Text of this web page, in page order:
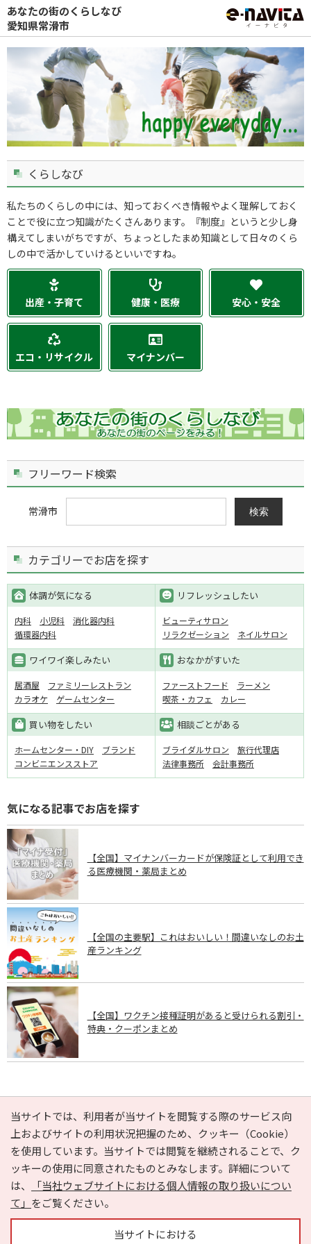
あなたの街のくらしなび
愛知県常滑市
くらしなび
私たちのくらしの中には、知っておくべき情報やよく理解しておく
ことで役に立つ知識がたくさんあります。『制度』というと少し身
構えてしまいがちですが、ちょっとしたまめ知識として日々のくら
しの中で活かしていけるといいですね。
出産・子育て 健康・医療 安心・安全
エコ・リサイクル マイナンバー
フリーワード検索
常滑市 検索
カテゴリーでお店を探す
体調が気になる
内科 小児科
消化器内科
循環器内科
リフレッシュしたい
ビューティサロン
リラクゼーション
ネイルサロン
ワイワイ楽しみたい
居酒屋
ファミリーレストラン
カラオケ
ゲームセンター
おなかがすいた
ファーストフード
ラーメン
喫茶・カフェ
カレー
買い物をしたい
ホームセンター・DIY
ブランド
コンビニエンスストア
相談ごとがある
ブライダルサロン
旅行代理店
法律事務所
会計事務所
気になる記事でお店を探す
【全国】マイナンバーカードが保険証として利用でき
る医療機関・薬局まとめ
【全国の主要駅】これはおいしい！間違いなしのお土
産ランキング
【全国】ワクチン接種証明があると受けられる割引・
特典・クーポンまとめ
PAGE TOP
当サイトでは、利用者が当サイトを閲覧する際のサービス向
上およびサイトの利用状況把握のため、クッキー（Cookie）
を使用しています。当サイトでは閲覧を継続されることで、ク
ッキーの使用に同意されたものとみなします。詳細について
は、
「当社ウェブサイトにおける個人情報の取り扱いについ
て」 をご覧ください。
当サイトにおける
e-NAVITA（イーナビタ）とは？ お気に入り
ヘルプ
利用規約
個人情報の取り扱いについて
運営会社
サイトマップ
広告掲載に関するお問い合わせ